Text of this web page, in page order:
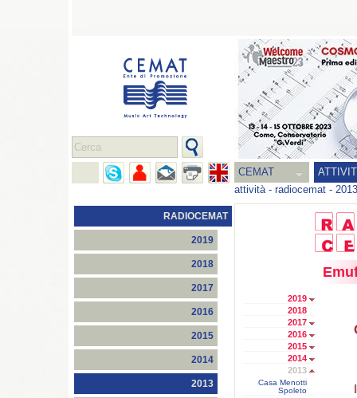
CEMAT
attività- radiocemat - 2013
RADIOCEMAT
2019
2018
2017
2016
2015
2014
2013
2019
2018
2017
2016
2015
2014
2013
Casa Menotti
Spoleto